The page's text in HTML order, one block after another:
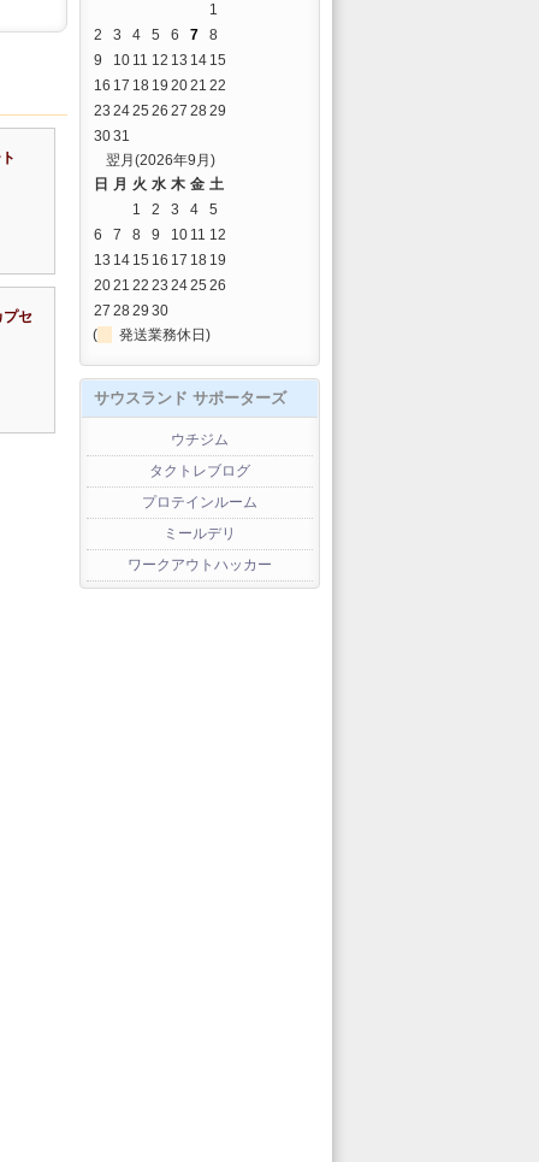
プセ
1
2
3 4 5 6 7
8
9
10 11 12 13 14 15
16 17 18 19 2021 22
23 2425 26 27 2829
3031
翌月(2026年9月)
日 月 火 水 木 金 土
1
2 3 4
5
6
7 8 9 10 11 12
13 14 15 16 17 18 19
2021 22 23 2425 26
27 2829 30
(
発送業務休日)
サウスランド サポーターズ
ウチジム
タクトレブログ
プロテインルーム
ミールデリ
ワークアウトハッカー